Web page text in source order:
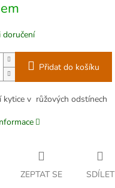
doručení
Přidat do košíku
kytice v růžových odstínech
ZEPTAT SE SDÍLET